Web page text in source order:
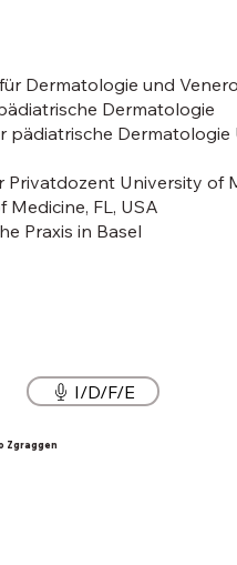
Dermatologie und
Dermatologie
pädiatrische Dermatologie
Privatdozent University of
Medicine, FL, USA
Praxis in Basel
I/D/F/E
Zgraggen